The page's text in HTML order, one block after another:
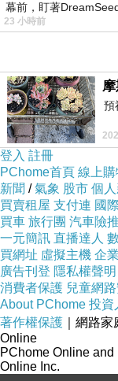
報告顯示，美
目前持續轉強
Interactive
表示，「儘管
地緣政治不確
5 月企業招聘
勞動市場表現
間專注於抑制
的情況下。
12 個聯準銀行
現輕微至溫和成
此外，美國供
據整體強勁，
服務業 PMI 由
場預期。報告
幕前，盯著
23 小時前
預
登入 註冊
PChome首頁 線上購
新聞 /氣象 股市 個
買賣租屋 支付連 國
買車 旅行團 汽車險
一元簡訊 直播達人
買網址 虛擬主機 企
廣告刊登 隱私權聲明
消費者保護 兒童網
About PChome 投資
著作權保護 ｜網路
Online
PChome Online
Online Inc.